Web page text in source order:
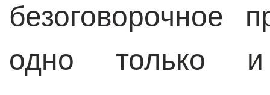
безоговорочное
одно только и